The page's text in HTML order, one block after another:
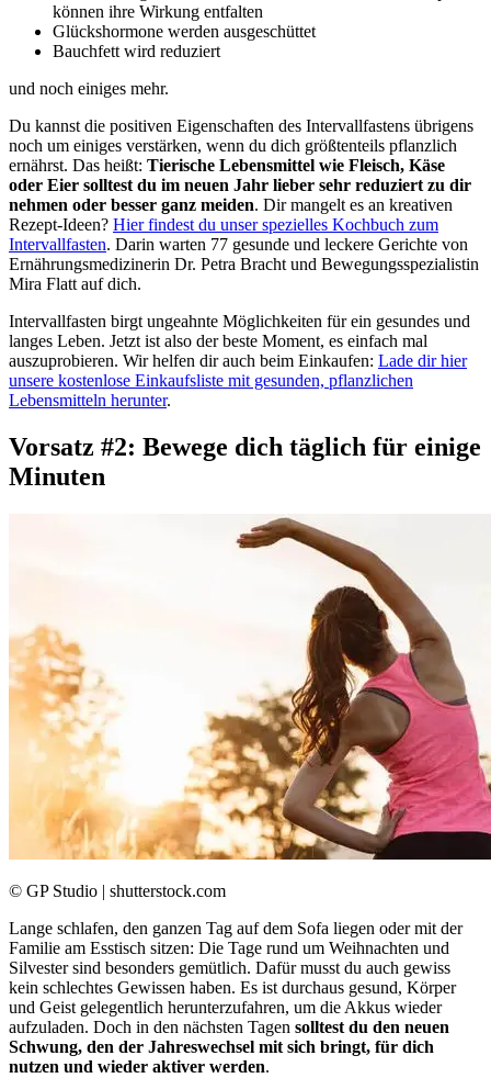
können ihre Wirkung entfalten
Glückshormone werden ausgeschüttet
Bauchfett wird reduziert
und noch einiges mehr.
Du kannst die positiven Eigenschaften des Intervallfastens übrigens
noch um einiges verstärken, wenn du dich größtenteils pflanzlich
ernährst. Das heißt: Tierische Lebensmittel wie Fleisch, Käse
oder Eier solltest du im neuen Jahr lieber sehr reduziert zu dir
nehmen oder besser ganz meiden. Dir mangelt es an kreativen
Rezept-Ideen? Hier findest du unserspezielles Kochbuch zum
Intervallfasten. Darin warten 77 gesunde und leckere Gerichte von
Ernährungsmedizinerin Dr. Petra Bracht und Bewegungsspezialistin
Mira Flatt auf dich.
Intervallfasten birgt ungeahnte Möglichkeiten für ein gesundes und
langes Leben. Jetzt ist also der beste Moment, es einfach mal
auszuprobieren. Wir helfen dir auch beim Einkaufen: Lade dir hier
unsere kostenlose Einkaufsliste mit gesunden, pflanzlichen
Lebensmitteln herunter.
Vorsatz #2: Bewege dich täglich für einige
Minuten
© GP Studio | shutterstock.com
Lange schlafen, den ganzen Tag auf dem Sofa liegen oder mit der
Familie am Esstisch sitzen: Die Tage rund um Weihnachten und
Silvester sind besonders gemütlich. Dafür musst du auch gewiss
kein schlechtes Gewissen haben. Es ist durchaus gesund, Körper
und Geist gelegentlich herunterzufahren, um die Akkus wieder
aufzuladen. Doch in den nächsten Tagen solltest du den neuen
Schwung, den der Jahreswechsel mit sich bringt, für dich
nutzen und wieder aktiver werden.